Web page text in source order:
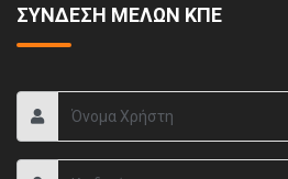
ΣΥΝΔΕΣΗ ΜΕΛΩΝ ΚΠΕ